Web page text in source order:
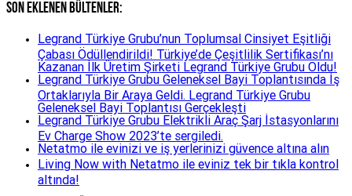
Son Eklenen BÜLTENLER:
Legrand Türkiye Grubu’nun Toplumsal Cinsiyet Eşitliği
Çabası Ödüllendirildi! Türkiye’de Çeşitlilik Sertifikası’nı
Kazanan İlk Üretim Şirketi Legrand Türkiye Grubu Oldu!
Legrand Türkiye Grubu Geleneksel Bayi Toplantısında İş
Ortaklarıyla Bir Araya Geldi. Legrand Türkiye Grubu
Geleneksel Bayi Toplantısı Gerçekleşti
Legrand Türkiye Grubu Elektrikli Araç Şarj İstasyonlarını
Ev Charge Show 2023’te sergiledi.
Netatmo ile evinizi ve iş yerlerinizi güvence altına alın
Living Now with Netatmo ile eviniz tek bir tıkla kontrol
altında!